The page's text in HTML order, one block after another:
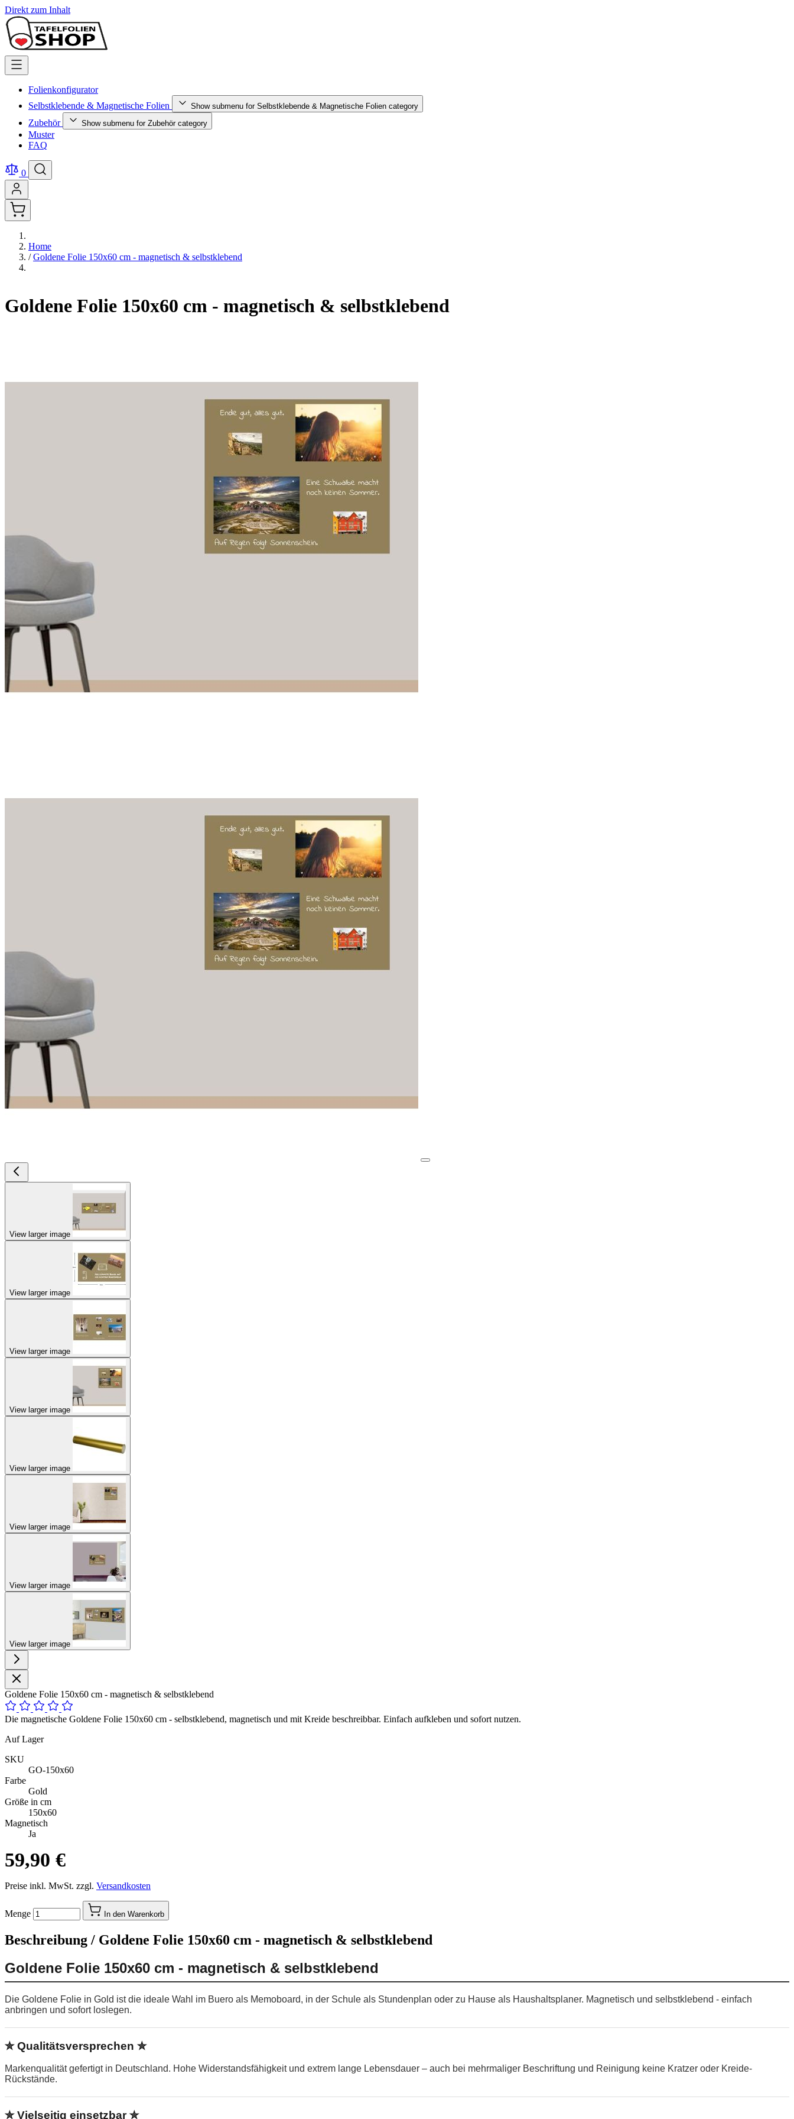
Direkt zum Inhalt
Folienkonfigurator
Selbstklebende & Magnetische Folien
Show submenu for Selbstklebende & Magnetische Folien category
Zubehör Show submenu for Zubehör category
Muster
FAQ
0
Home
/ Goldene Folie 150x60 cm - magnetisch & selbstklebend
Goldene Folie 150x60 cm - magnetisch & selbstklebend
View larger image
View larger image
View larger image
View larger image
View larger image
View larger image
View larger image
View larger image
Goldene Folie 150x60 cm - magnetisch & selbstklebend
Die magnetische Goldene Folie 150x60 cm - selbstklebend, magnetisch und mit Kreide beschreibbar. Einfach aufkleben und sofort nutzen.
Auf Lager
SKU
GO-150x60
Farbe
Gold
Größe in cm
150x60
Magnetisch
Ja
59,90 €
Preise inkl. MwSt. zzgl. Versandkosten
Menge In den Warenkorb
Beschreibung / Goldene Folie 150x60 cm - magnetisch & selbstklebend
Goldene Folie 150x60 cm - magnetisch & selbstklebend
Die Goldene Folie in Gold ist die ideale Wahl im Buero als Memoboard, in der Schule als Stundenplan oder zu Hause als Haushaltsplaner. Magnetisch und selbstklebend - einfach
anbringen und sofort loslegen.
✮ Qualitätsversprechen ✮
Markenqualität gefertigt in Deutschland. Hohe Widerstandsfähigkeit und extrem lange Lebensdauer – auch bei mehrmaliger Beschriftung und Reinigung keine Kratzer oder Kreide-
Rückstände.
✮ Vielseitig einsetzbar ✮